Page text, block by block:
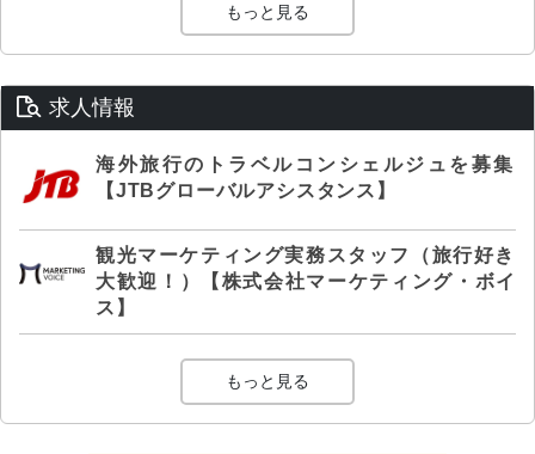
もっと見る
求人情報
海外旅行のトラベルコンシェルジュを募集
【JTBグローバルアシスタンス】
観光マーケティング実務スタッフ（旅行好き
大歓迎！）【株式会社マーケティング・ボイ
ス】
もっと見る